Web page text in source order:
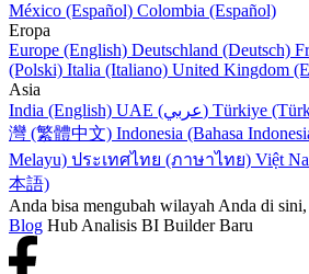
México (Español) Colombia (Español)
Eropa
Europe (English) Deutschland (Deutsch)
(Polski) Italia (Italiano) United Kingdom
Asia
India (English)
UAE (عربي) Türkiye
灣 (繁體中文) Indonesia (Bahasa
Melayu) ประเทศไทย (ภาษาไทย) Việt
本語)
Anda bisa mengubah wilayah Anda di
Blog Hub Analisis BI Builder Baru